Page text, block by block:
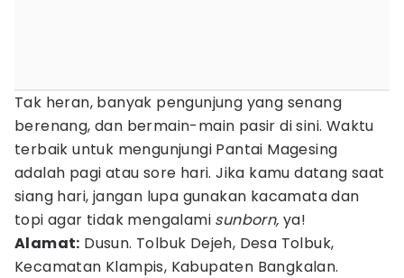
Tak heran, banyak pengunjung yang senang
berenang, dan bermain-main pasir di sini. Waktu
terbaik untuk mengunjungi Pantai Magesing
adalah pagi atau sore hari. Jika kamu datang saat
siang hari, jangan lupa gunakan kacamata dan
topi agar tidak mengalami sunborn, ya!
Alamat: Dusun. Tolbuk Dejeh, Desa Tolbuk,
Kecamatan Klampis, Kabupaten Bangkalan.